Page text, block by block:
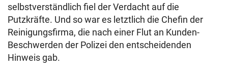
selbstverständlich fiel der Verdacht auf die
Putzkräfte. Und so war es letztlich die Chefin der
Reinigungsfirma, die nach einer Flut an Kunden-
Beschwerden der Polizei den entscheidenden
Hinweis gab.